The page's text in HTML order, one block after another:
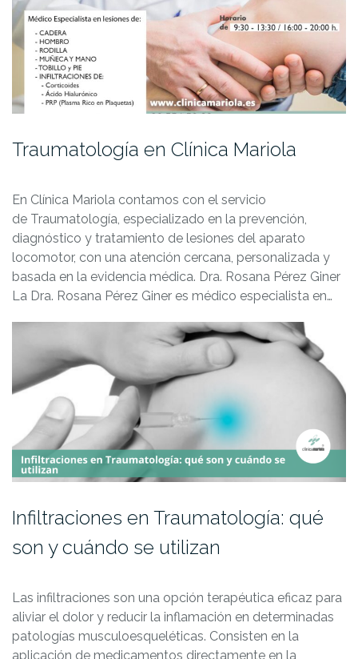
Traumatología en Clínica Mariola
En Clínica Mariola contamos con el servicio
de Traumatología, especializado en la prevención,
diagnóstico y tratamiento de lesiones del aparato
locomotor, con una atención cercana, personalizada y
basada en la evidencia médica. Dra. Rosana Pérez Giner
La Dra. Rosana Pérez Giner es médico especialista en…
Infiltraciones en Traumatología: qué
son y cuándo se utilizan
Las infiltraciones son una opción terapéutica eficaz para
aliviar el dolor y reducir la inflamación en determinadas
patologías musculoesqueléticas. Consisten en la
aplicación de medicamentos directamente en la